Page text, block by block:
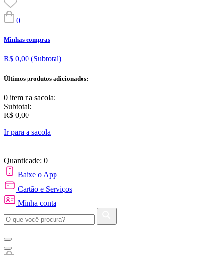
0
Minhas compras
R$ 0,00 (Subtotal)
Últimos produtos adicionados:
0 item na sacola:
Subtotal:
R$ 0,00
Ir para a sacola
Quantidade: 0
Baixe o App
Cartão e Serviços
Minha conta